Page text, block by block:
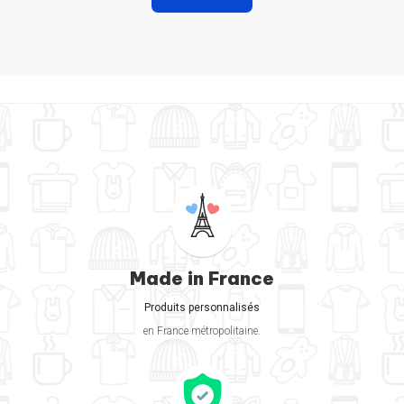
Made in France
Produits personnalisés
en France métropolitaine.